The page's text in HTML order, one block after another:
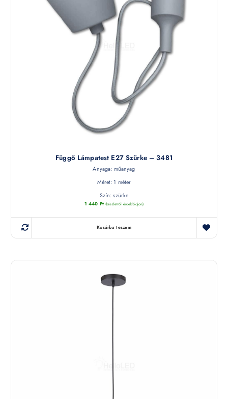
Függő Lámpatest E27 Szürke – 3481
Anyaga: műanyag
Méret: 1 méter
Szín: szürke
1 440 Ft (készletről érdeklődjön)
Kosárba teszem